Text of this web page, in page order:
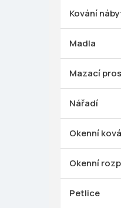
Kování
Madla
Mazací
Nářadí
Okenní
Okenní
Petlice